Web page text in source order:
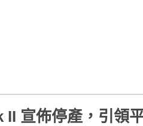
II 宣佈停產，引領